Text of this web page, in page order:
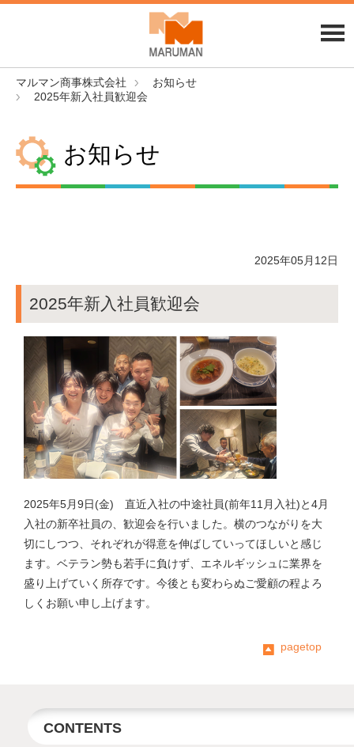
マルマン商事株式会社
お知らせ
2025年新入社員歓迎会
お知らせ
2025年05月12日
2025年新入社員歓迎会
2025年5月9日(金) 直近入社の中途社員(前年11月入社)と4月
入社の新卒社員の、歓迎会を行いました。横のつながりを大
切にしつつ、それぞれが得意を伸ばしていってほしいと感じ
ます。ベテラン勢も若手に負けず、エネルギッシュに業界を
盛り上げていく所存です。今後とも変わらぬご愛顧の程よろ
しくお願い申し上げます。
pagetop
CONTENTS